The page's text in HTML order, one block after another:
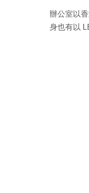
辦公室以
身也有以